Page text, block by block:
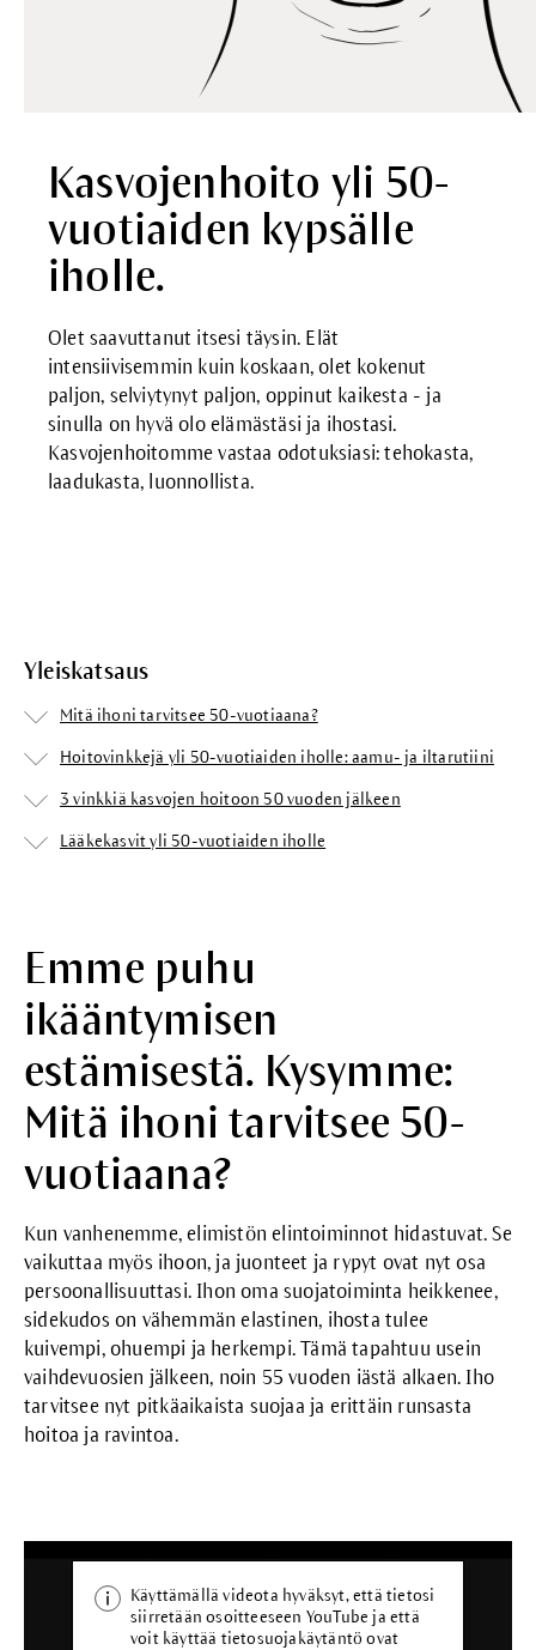
Kasvojenhoito yli 50-
vuotiaiden kypsälle
iholle.
Olet saavuttanut itsesi täysin. Elät
intensiivisemmin kuin koskaan, olet kokenut
paljon, selviytynyt paljon, oppinut kaikesta - ja
sinulla on hyvä olo elämästäsi ja ihostasi.
Kasvojenhoitomme vastaa odotuksiasi: tehokasta,
laadukasta, luonnollista.
Yleiskatsaus
Mitä ihoni tarvitsee 50-vuotiaana?
Hoitovinkkejä yli 50-vuotiaiden iholle: aamu- ja iltarutiini
3 vinkkiä kasvojen hoitoon 50 vuoden jälkeen
Lääkekasvit yli 50-vuotiaiden iholle
Emme puhu
ikääntymisen
estämisestä. Kysymme:
Mitä ihoni tarvitsee 50-
vuotiaana?
Kun vanhenemme, elimistön elintoiminnot hidastuvat. Se
vaikuttaa myös ihoon, ja juonteet ja rypyt ovat nyt osa
persoonallisuuttasi. Ihon oma suojatoiminta heikkenee,
sidekudos on vähemmän elastinen, ihosta tulee
kuivempi, ohuempi ja herkempi. Tämä tapahtuu usein
vaihdevuosien jälkeen, noin 55 vuoden iästä alkaen. Iho
tarvitsee nyt pitkäaikaista suojaa ja erittäin runsasta
hoitoa ja ravintoa.
Käyttämällä videota hyväksyt, että tietosi
siirretään osoitteeseen YouTube ja että
voit käyttää tietosuojakäytäntöovat